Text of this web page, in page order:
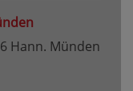
Hann. Münden